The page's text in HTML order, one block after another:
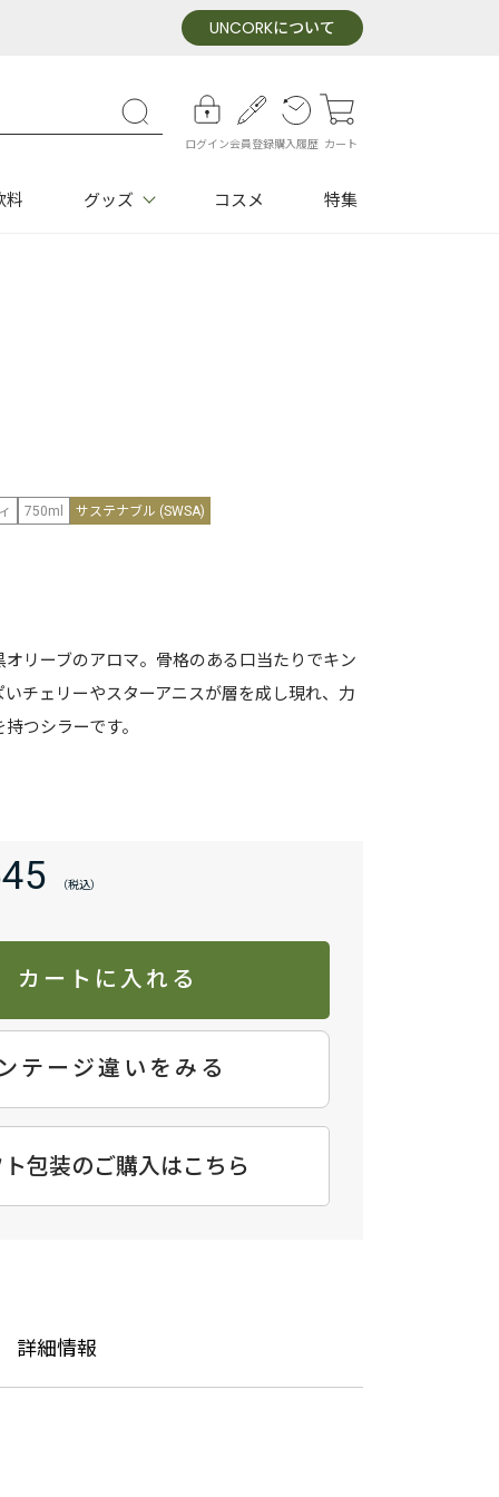
UNCORKについて
ログイン会員登録購入履歴 カート
料 グッズ コスメ 特集
750ml サステナブル (SWSA)
リーブのアロマ。骨格のある口当たりでキン
チェリーやスターアニスが層を成し現れ、力
つシラーです。
カートに入れる
テージ違いをみる
包装のご購入はこちら
詳細情報